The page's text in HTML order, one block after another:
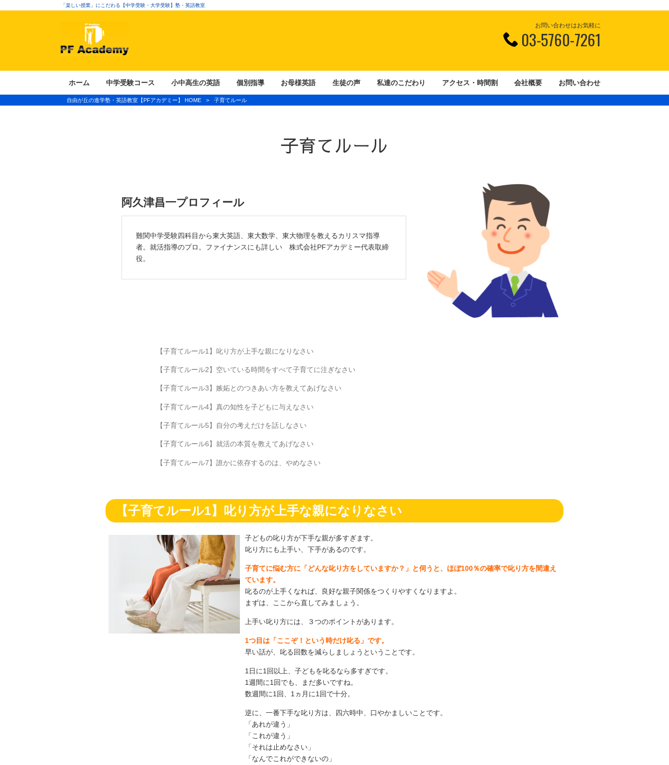
「楽しい授業」にこだわる【中学受験・大学受験】塾・英語教室
03-5760-7261
お問い合わせはお気軽に
ホーム 中学受験コース 小中高生の英語 個別指導 お母様英語 生徒の声 私達のこだわり アクセス・時間割 会社概要 お問い合わせ
自由が丘の進学塾・英語教室【PFアカデミー】 HOME > 子育てルール
子育てルール
阿久津昌一プロフィール
難関中学受験四科目から東大英語、東大数学、東大物理を教えるカリスマ指導
者。就活指導のプロ。ファイナンスにも詳しい 株式会社PFアカデミー代表取締
役。
【子育てルール1】叱り方が上手な親になりなさい
【子育てルール2】空いている時間をすべて子育てに注ぎなさい
【子育てルール3】嫉妬とのつきあい方を教えてあげなさい
【子育てルール4】真の知性を子どもに与えなさい
【子育てルール5】自分の考えだけを話しなさい
【子育てルール6】就活の本質を教えてあげなさい
【子育てルール7】誰かに依存するのは、やめなさい
【子育てルール1】叱り方が上手な親になりなさい
子どもの叱り方が下手な親が多すぎます。
叱り方にも上手い、下手があるのです。
子育てに悩む方に「どんな叱り方をしていますか？」と伺うと、ほぼ100％の確率で叱り方を間違え
ています。
叱るのが上手くなれば、良好な親子関係をつくりやすくなりますよ。
まずは、ここから直してみましょう。
上手い叱り方には、３つのポイントがあります。
1つ目は「ここぞ！という時だけ叱る」です。
早い話が、叱る回数を減らしましょうということです。
1日に1回以上、子どもを叱るなら多すぎです。
1週間に1回でも、まだ多いですね。
数週間に1回、1ヵ月に1回で十分。
逆に、一番下手な叱り方は、四六時中、口やかましいことです。
「あれが違う」
「これが違う」
「それは止めなさい」
「なんでこれができないの」